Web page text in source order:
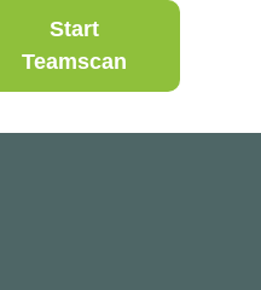
Start
Teamscan